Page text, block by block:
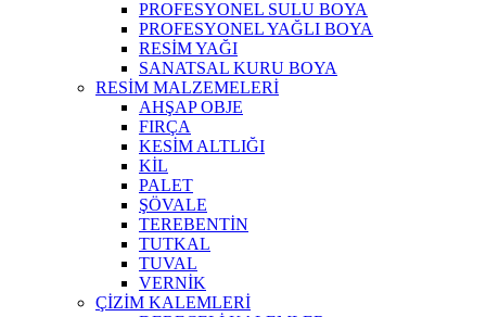
PROFESYONEL SULU BOYA
PROFESYONEL YAĞLI BOYA
RESİM YAĞI
SANATSAL KURU BOYA
RESİM MALZEMELERİ
AHŞAP OBJE
FIRÇA
KESİM ALTLIĞI
KİL
PALET
ŞÖVALE
TEREBENTİN
TUTKAL
TUVAL
VERNİK
ÇİZİM KALEMLERİ